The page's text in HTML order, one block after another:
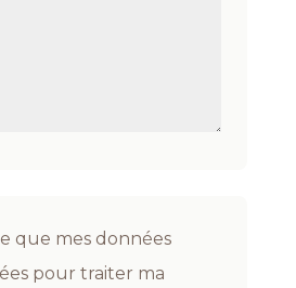
que mes données
pour traiter ma